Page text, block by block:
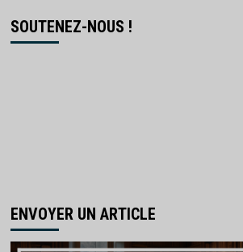
SOUTENEZ-NOUS !
ENVOYER UN ARTICLE